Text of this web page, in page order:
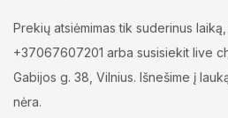
Prekių atsiėmimas tik suderinus
+37067607201 arba susisiekit live
Gabijos g. 38, Vilnius. Išnešime į
nėra.